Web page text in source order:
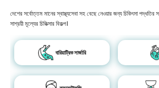
দেশের সর্বোত্তম মানের স্বাস্থ্যসেবা সহ বেছে নেওয়ার জন্য চিকিৎসা
সাশ্রয়ী মূল্যের চিকিত্সার বিকল্প।
বারিয়াট্রিক সার্জারি